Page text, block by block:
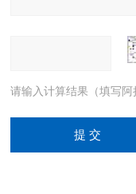
请输入计算结果（填写